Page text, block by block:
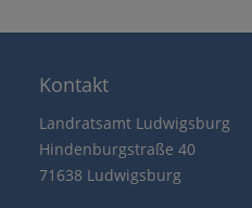
Kontakt
Landratsamt Ludwigsburg
Hindenburgstraße 40
71638 Ludwigsburg